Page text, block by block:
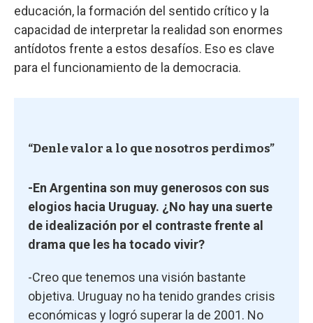
educación, la formación del sentido crítico y la
capacidad de interpretar la realidad son enormes
antídotos frente a estos desafíos. Eso es clave
para el funcionamiento de la democracia.
“Denle valor a lo que nosotros perdimos”
-En Argentina son muy generosos con sus
elogios hacia Uruguay. ¿No hay una suerte
de idealización por el contraste frente al
drama que les ha tocado vivir?
-Creo que tenemos una visión bastante
objetiva. Uruguay no ha tenido grandes crisis
económicas y logró superar la de 2001. No